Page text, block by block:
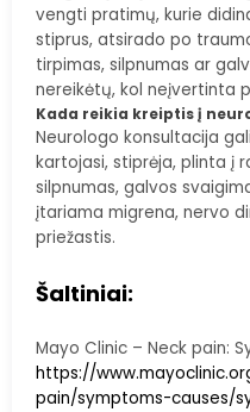
vengti pratimų, kurie
stiprus, atsirado po
tirpimas, silpnumas ar
nereikėtų, kol neįvertinta
Kada reikia kreiptis į
Neurologo konsultacija
kartojasi, stiprėja, plinta į
silpnumas, galvos
įtariama migrena, nervo
priežastis.
Šaltiniai:
Mayo Clinic – Neck pain:
https://
pain/symptoms-causes/